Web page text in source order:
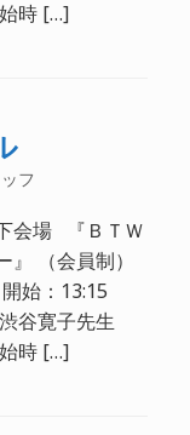
時 […]
フ
会場 『ＢＴＷ
』 （会員制）
始：13:15
谷寛子先生
時 […]